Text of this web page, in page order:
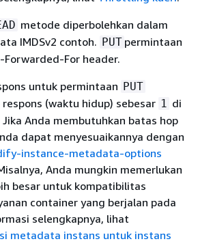
metode diperbolehkan dalam
IMDSv2 contoh. PUT permintaan
For header.
untuk permintaan PUT
(waktu hidup) sebesar 1 di
Anda membutuhkan batas hop
dapat menyesuaikannya dengan
instance-metadata-options
Anda mungkin memerlukan
besar untuk kompatibilitas
container yang berjalan pada
selengkapnya, lihat
metadata instans untuk instans